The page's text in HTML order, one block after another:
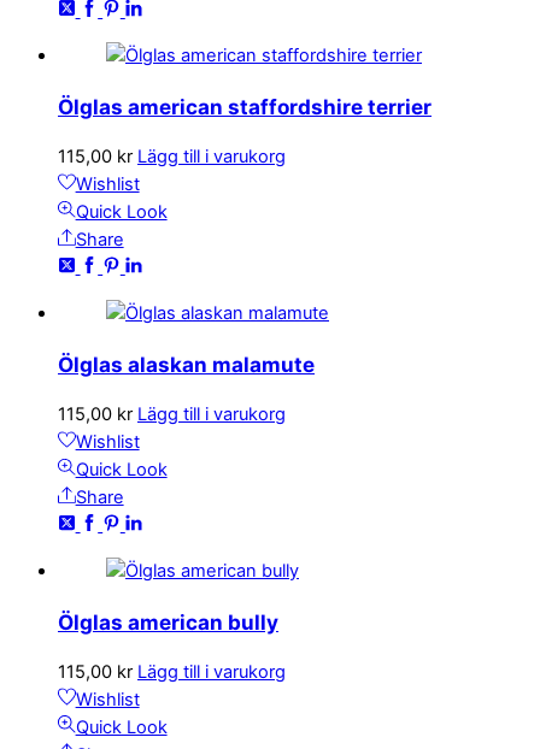
Ölglas american staffordshire terrier
115,00 kr Lägg till i varukorg
Wishlist
Quick Look
Share
Ölglas alaskan malamute
115,00 kr Lägg till i varukorg
Wishlist
Quick Look
Share
Ölglas american bully
115,00 kr Lägg till i varukorg
Wishlist
Quick Look